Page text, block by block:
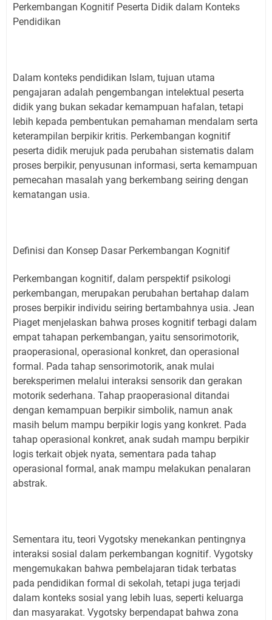
Perkembangan Kognitif Peserta Didik dalam Konteks
Pendidikan
Dalam konteks pendidikan Islam, tujuan utama
pengajaran adalah pengembangan intelektual peserta
didik yang bukan sekadar kemampuan hafalan, tetapi
lebih kepada pembentukan pemahaman mendalam serta
keterampilan berpikir kritis. Perkembangan kognitif
peserta didik merujuk pada perubahan sistematis dalam
proses berpikir, penyusunan informasi, serta kemampuan
pemecahan masalah yang berkembang seiring dengan
kematangan usia.
Definisi dan Konsep Dasar Perkembangan Kognitif
Perkembangan kognitif, dalam perspektif psikologi
perkembangan, merupakan perubahan bertahap dalam
proses berpikir individu seiring bertambahnya usia. Jean
Piaget menjelaskan bahwa proses kognitif terbagi dalam
empat tahapan perkembangan, yaitu sensorimotorik,
praoperasional, operasional konkret, dan operasional
formal. Pada tahap sensorimotorik, anak mulai
bereksperimen melalui interaksi sensorik dan gerakan
motorik sederhana. Tahap praoperasional ditandai
dengan kemampuan berpikir simbolik, namun anak
masih belum mampu berpikir logis yang konkret. Pada
tahap operasional konkret, anak sudah mampu berpikir
logis terkait objek nyata, sementara pada tahap
operasional formal, anak mampu melakukan penalaran
abstrak.
Sementara itu, teori Vygotsky menekankan pentingnya
interaksi sosial dalam perkembangan kognitif. Vygotsky
mengemukakan bahwa pembelajaran tidak terbatas
pada pendidikan formal di sekolah, tetapi juga terjadi
dalam konteks sosial yang lebih luas, seperti keluarga
dan masyarakat. Vygotsky berpendapat bahwa zona